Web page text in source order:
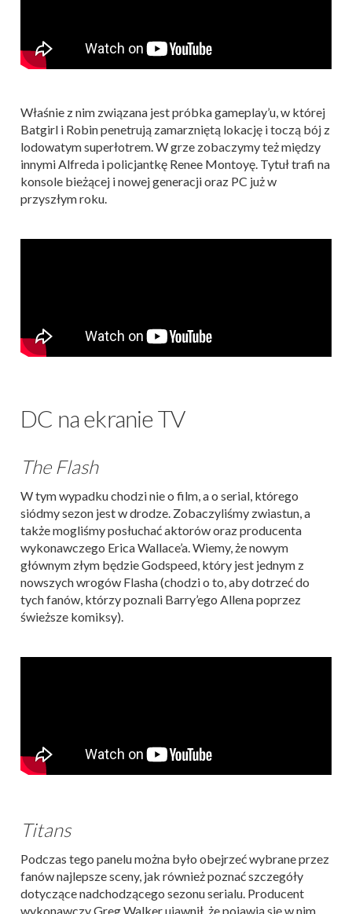
Właśnie z nim związana jest próbka gameplay’u, w której
Batgirl i Robin penetrują zamarzniętą lokację i toczą bój z
lodowatym superłotrem. W grze zobaczymy też między
innymi Alfreda i policjantkę Renee Montoyę. Tytuł trafi na
konsole bieżącej i nowej generacji oraz PC już w
przyszłym roku.
DC na ekranie TV
The Flash
W tym wypadku chodzi nie o film, a o serial, którego
siódmy sezon jest w drodze. Zobaczyliśmy zwiastun, a
także mogliśmy posłuchać aktorów oraz producenta
wykonawczego Erica Wallace’a. Wiemy, że nowym
głównym złym będzie Godspeed, który jest jednym z
nowszych wrogów Flasha (chodzi o to, aby dotrzeć do
tych fanów, którzy poznali Barry’ego Allena poprzez
świeższe komiksy).
Titans
Podczas tego panelu można było obejrzeć wybrane przez
fanów najlepsze sceny, jak również poznać szczegóły
dotyczące nadchodzącego sezonu serialu. Producent
wykonawczy Greg Walker ujawnił, że pojawią się w nim